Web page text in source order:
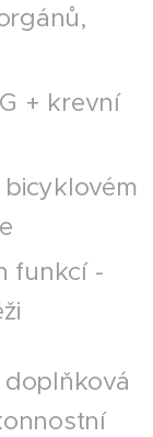
+ krevní
funkcí -